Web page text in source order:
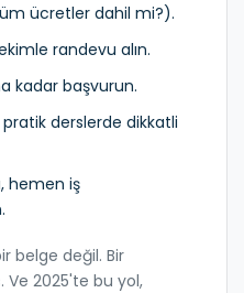
ücretler dahil mi?).
randevu alın.
kadar başvurun.
pratik derslerde dikkatli
hemen iş
belge değil. Bir
Ve 2025'te bu yol,